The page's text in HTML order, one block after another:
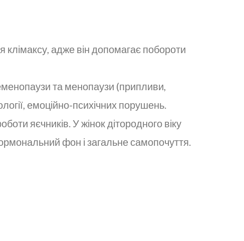
адже він допомагає побороти
та менопаузи (припливи,
емоційно-психічних порушень.
яєчників. У жінок дітородного віку
фон і загальне самопочуття.